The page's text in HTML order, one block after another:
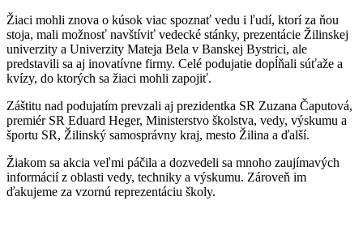
Žiaci mohli znova o kúsok viac spoznať vedu i ľudí, ktorí za ňou
stoja, mali možnosť navštíviť vedecké stánky, prezentácie Žilinskej
univerzity a Univerzity Mateja Bela v Banskej Bystrici, ale
predstavili sa aj inovatívne firmy. Celé podujatie dopĺňali súťaže a
kvízy, do ktorých sa žiaci mohli zapojiť.
Záštitu nad podujatím prevzali aj prezidentka SR Zuzana Čaputová,
premiér SR Eduard Heger, Ministerstvo školstva, vedy, výskumu a
športu SR, Žilinský samosprávny kraj, mesto Žilina a ďalší.
Žiakom sa akcia veľmi páčila a dozvedeli sa mnoho zaujímavých
informácií z oblasti vedy, techniky a výskumu. Zároveň im
ďakujeme za vzornú reprezentáciu školy.